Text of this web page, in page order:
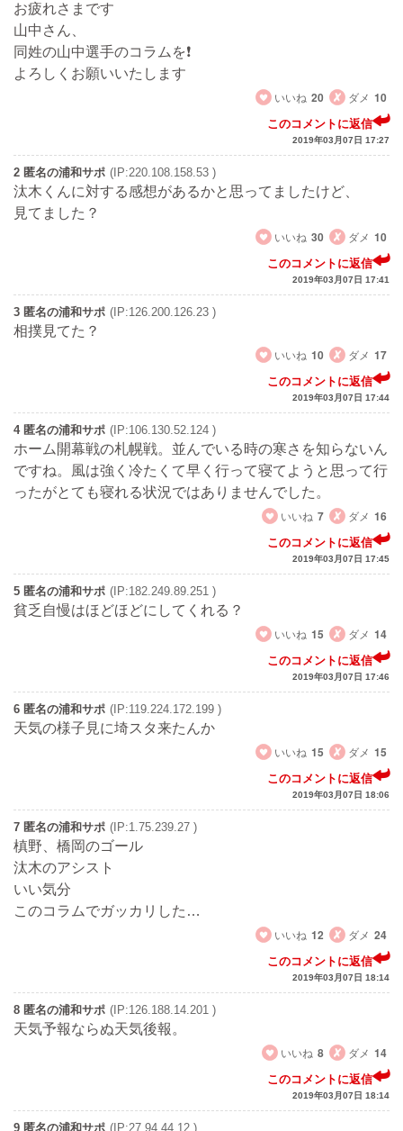
お疲れさまです
山中さん、
同姓の山中選手のコラムを❗
よろしくお願いいたします
いいね 20 ダメ 10
このコメントに返信
2019年03月07日 17:27
2 匿名の浦和サポ (IP:220.108.158.53 )
汰木くんに対する感想があるかと思ってましたけど、
見てました？
いいね 30 ダメ 10
このコメントに返信
2019年03月07日 17:41
3 匿名の浦和サポ (IP:126.200.126.23 )
相撲見てた？
いいね 10 ダメ 17
このコメントに返信
2019年03月07日 17:44
4 匿名の浦和サポ (IP:106.130.52.124 )
ホーム開幕戦の札幌戦。並んでいる時の寒さを知らないん
ですね。風は強く冷たくて早く行って寝てようと思って行
ったがとても寝れる状況ではありませんでした。
いいね 7 ダメ 16
このコメントに返信
2019年03月07日 17:45
5 匿名の浦和サポ (IP:182.249.89.251 )
貧乏自慢はほどほどにしてくれる？
いいね 15 ダメ 14
このコメントに返信
2019年03月07日 17:46
6 匿名の浦和サポ (IP:119.224.172.199 )
天気の様子見に埼スタ来たんか
いいね 15 ダメ 15
このコメントに返信
2019年03月07日 18:06
7 匿名の浦和サポ (IP:1.75.239.27 )
槙野、橋岡のゴール
汰木のアシスト
いい気分
このコラムでガッカリした…
いいね 12 ダメ 24
このコメントに返信
2019年03月07日 18:14
8 匿名の浦和サポ (IP:126.188.14.201 )
天気予報ならぬ天気後報。
いいね 8 ダメ 14
このコメントに返信
2019年03月07日 18:14
9 匿名の浦和サポ (IP:27.94.44.12 )